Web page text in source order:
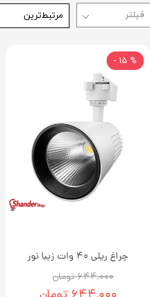
مرتبط‌ترین
چراغ ریلی 40 وات زیبا نور
۶۴۴,۰۰۰ تومان
% 15 -